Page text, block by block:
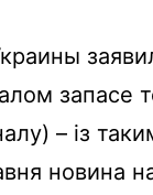
запасе
– із
новина